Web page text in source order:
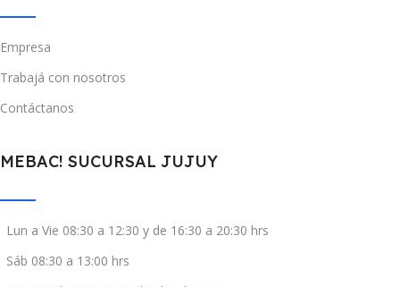
Empresa
Trabajá con nosotros
Contáctanos
MEBAC! SUCURSAL JUJUY
Lun a Vie 08:30 a 12:30 y de 16:30 a 20:30 hrs
Sáb 08:30 a 13:00 hrs